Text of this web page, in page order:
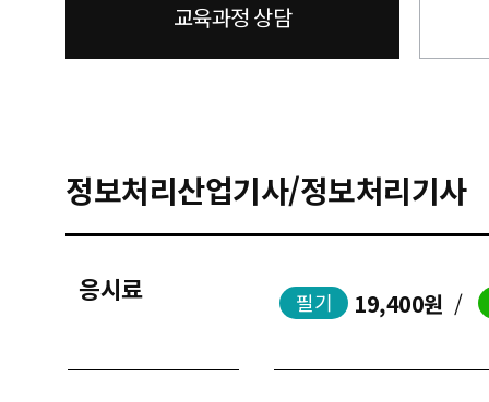
교육과정 상담
정보처리산업기사/정보처리기사
응시료 필기 19,400원 /